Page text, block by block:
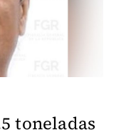
toneladas